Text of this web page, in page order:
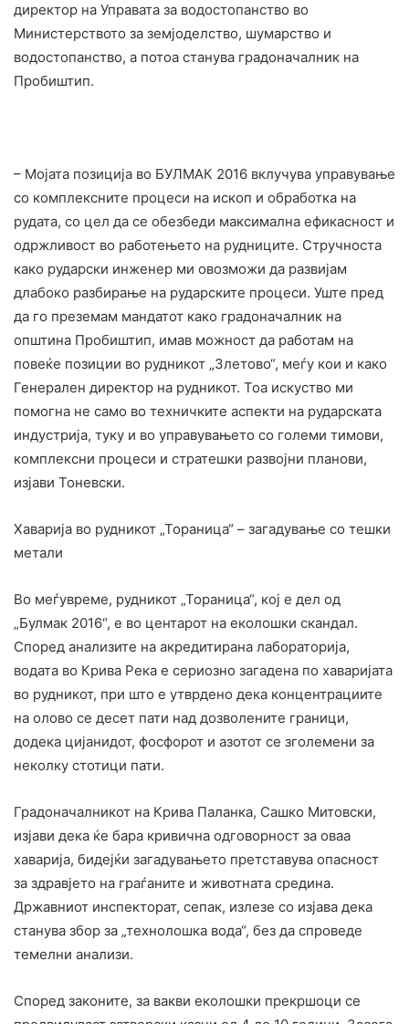
директор на Управата за водостопанство во
Министерството за земјоделство, шумарство и
водостопанство, а потоа станува градоначалник на
Пробиштип.
– Мојата позиција во БУЛМАК 2016 вклучува управување
со комплексните процеси на ископ и обработка на
рудата, со цел да се обезбеди максимална ефикасност и
одржливост во работењето на рудниците. Стручноста
како рударски инженер ми овозможи да развијам
длабоко разбирање на рударските процеси. Уште пред
да го преземам мандатот како градоначалник на
општина Пробиштип, имав можност да работам на
повеќе позиции во рудникот „Злетово“, меѓу кои и како
Генерален директор на рудникот. Тоа искуство ми
помогна не само во техничките аспекти на рударската
индустрија, туку и во управувањето со големи тимови,
комплексни процеси и стратешки развојни планови,
изјави Тоневски.
Хаварија во рудникот „Тораница“ – загадување со тешки
метали
Во меѓувреме, рудникот „Тораница“, кој е дел од
„Булмак 2016“, е во центарот на еколошки скандал.
Според анализите на акредитирана лабораторија,
водата во Крива Река е сериозно загадена по хаваријата
во рудникот, при што е утврдено дека концентрациите
на олово се десет пати над дозволените граници,
додека цијанидот, фосфорот и азотот се зголемени за
неколку стотици пати.
Градоначалникот на Крива Паланка, Сашко Митовски,
изјави дека ќе бара кривична одговорност за оваа
хаварија, бидејќи загадувањето претставува опасност
за здравјето на граѓаните и животната средина.
Државниот инспекторат, сепак, излезе со изјава дека
станува збор за „технолошка вода“, без да спроведе
темелни анализи.
Според законите, за вакви еколошки прекршоци се